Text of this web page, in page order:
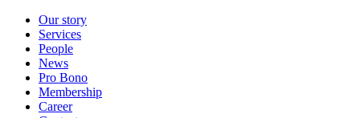
Our story
Services
People
News
Pro Bono
Membership
Career